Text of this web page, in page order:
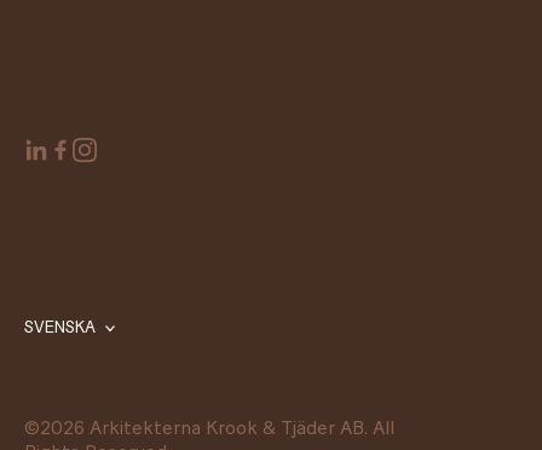
©2026 Arkitekterna Krook & Tjäder AB. All
SVENSKA